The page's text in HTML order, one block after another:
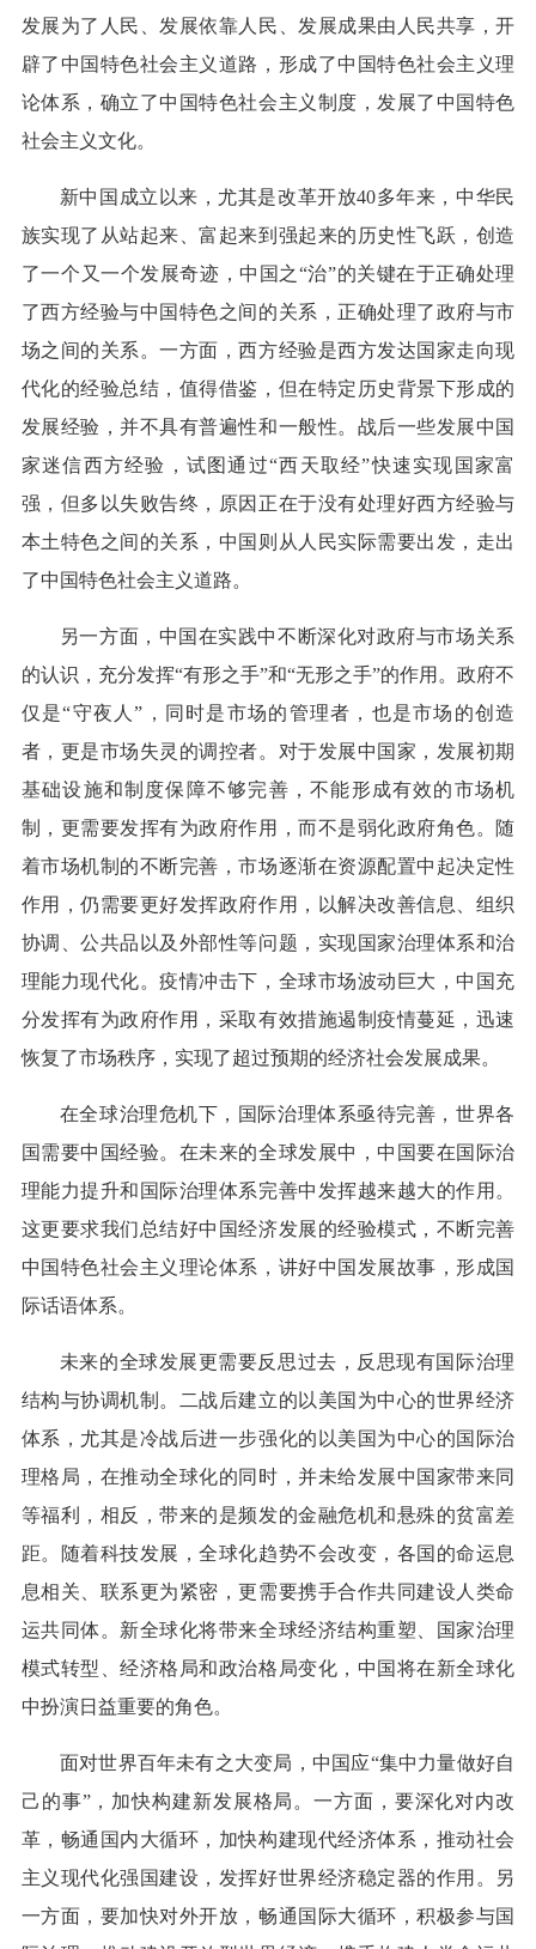
发展为了人民、发展依靠人民、发展成果由人民共享，开
辟了中国特色社会主义道路，形成了中国特色社会主义理
论体系，确立了中国特色社会主义制度，发展了中国特色
社会主义文化。
新中国成立以来，尤其是改革开放40多年来，中华民
族实现了从站起来、富起来到强起来的历史性飞跃，创造
了一个又一个发展奇迹，中国之“治”的关键在于正确处理
了西方经验与中国特色之间的关系，正确处理了政府与市
场之间的关系。一方面，西方经验是西方发达国家走向现
代化的经验总结，值得借鉴，但在特定历史背景下形成的
发展经验，并不具有普遍性和一般性。战后一些发展中国
家迷信西方经验，试图通过“西天取经”快速实现国家富
强，但多以失败告终，原因正在于没有处理好西方经验与
本土特色之间的关系，中国则从人民实际需要出发，走出
了中国特色社会主义道路。
另一方面，中国在实践中不断深化对政府与市场关系
的认识，充分发挥“有形之手”和“无形之手”的作用。政府不
仅是“守夜人”，同时是市场的管理者，也是市场的创造
者，更是市场失灵的调控者。对于发展中国家，发展初期
基础设施和制度保障不够完善，不能形成有效的市场机
制，更需要发挥有为政府作用，而不是弱化政府角色。随
着市场机制的不断完善，市场逐渐在资源配置中起决定性
作用，仍需要更好发挥政府作用，以解决改善信息、组织
协调、公共品以及外部性等问题，实现国家治理体系和治
理能力现代化。疫情冲击下，全球市场波动巨大，中国充
分发挥有为政府作用，采取有效措施遏制疫情蔓延，迅速
恢复了市场秩序，实现了超过预期的经济社会发展成果。
在全球治理危机下，国际治理体系亟待完善，世界各
国需要中国经验。在未来的全球发展中，中国要在国际治
理能力提升和国际治理体系完善中发挥越来越大的作用。
这更要求我们总结好中国经济发展的经验模式，不断完善
中国特色社会主义理论体系，讲好中国发展故事，形成国
际话语体系。
未来的全球发展更需要反思过去，反思现有国际治理
结构与协调机制。二战后建立的以美国为中心的世界经济
体系，尤其是冷战后进一步强化的以美国为中心的国际治
理格局，在推动全球化的同时，并未给发展中国家带来同
等福利，相反，带来的是频发的金融危机和悬殊的贫富差
距。随着科技发展，全球化趋势不会改变，各国的命运息
息相关、联系更为紧密，更需要携手合作共同建设人类命
运共同体。新全球化将带来全球经济结构重塑、国家治理
模式转型、经济格局和政治格局变化，中国将在新全球化
中扮演日益重要的角色。
面对世界百年未有之大变局，中国应“集中力量做好自
己的事”，加快构建新发展格局。一方面，要深化对内改
革，畅通国内大循环，加快构建现代经济体系，推动社会
主义现代化强国建设，发挥好世界经济稳定器的作用。另
一方面，要加快对外开放，畅通国际大循环，积极参与国